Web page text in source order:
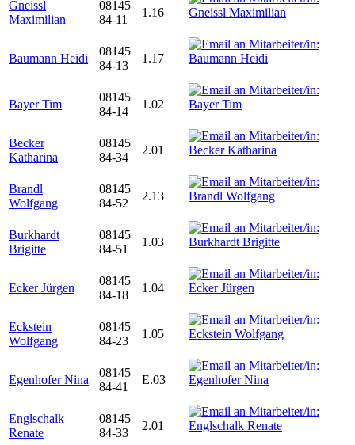
Gneissl
Maximilian
08145
84-11
1.16
Baumann Heidi
08145
84-13
1.17
Bayer Tim
08145
84-14
1.02
Becker
Katharina
08145
84-34
2.01
Brandl
Wolfgang
08145
84-52
2.13
Burkhardt
Brigitte
08145
84-51
1.03
Ecker Jürgen
08145
84-18
1.04
Eckstein
Wolfgang
08145
84-23
1.05
Egenhofer Nina
08145
84-41
E.03
Englschalk
Renate
08145
84-33
2.01